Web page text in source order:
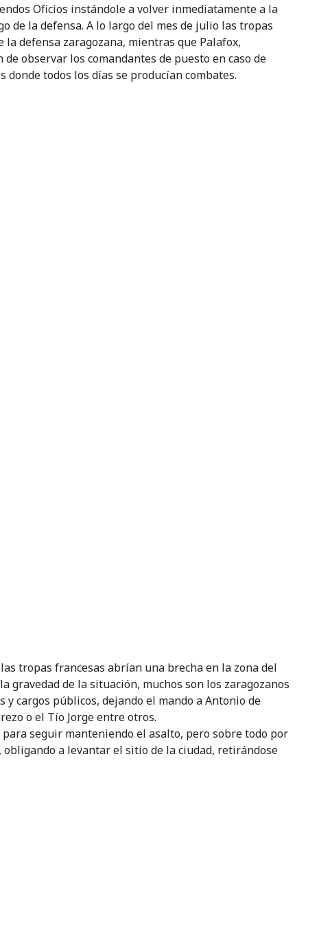
Oficios instándole a volver inmediatamente a la
de la defensa. A lo largo del mes de julio las tropas
defensa zaragozana, mientras que Palafox,
observar los comandantes de puesto en caso de
todos los días se producían combates.
tropas francesas abrían una brecha en la zona del
gravedad de la situación, muchos son los zaragozanos
cargos públicos, dejando el mando a Antonio de
o el Tío Jorge entre otros.
seguir manteniendo el asalto, pero sobre todo por
a levantar el sitio de la ciudad, retirándose